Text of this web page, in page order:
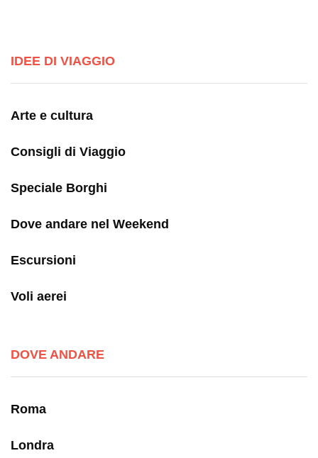
IDEE DI VIAGGIO
Arte e cultura
Consigli di Viaggio
Speciale Borghi
Dove andare nel Weekend
Escursioni
Voli aerei
DOVE ANDARE
Roma
Londra